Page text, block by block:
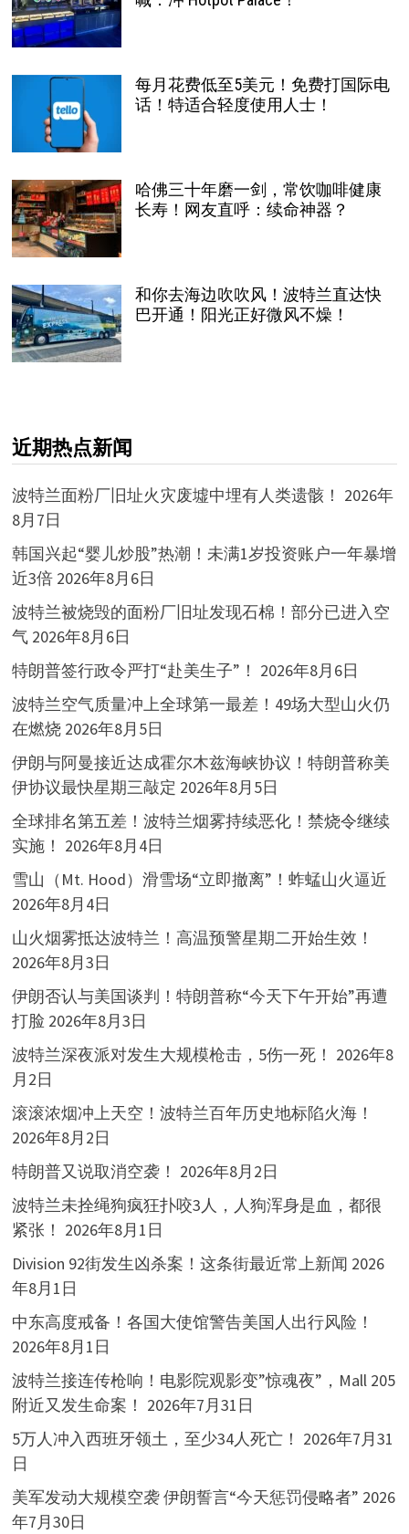
每月花费低至5美元！免费打国际电
话！特适合轻度使用人士！
哈佛三十年磨一剑，常饮咖啡健康
长寿！网友直呼：续命神器？
和你去海边吹吹风！波特兰直达快
巴开通！阳光正好微风不燥！
近期热点新闻
波特兰面粉厂旧址火灾废墟中埋有人类遗骸！ 2026年
8月7日
韩国兴起“婴儿炒股”热潮！未满1岁投资账户一年暴增
近3倍 2026年8月6日
波特兰被烧毁的面粉厂旧址发现石棉！部分已进入空
气 2026年8月6日
特朗普签行政令严打“赴美生子”！ 2026年8月6日
波特兰空气质量冲上全球第一最差！49场大型山火仍
在燃烧 2026年8月5日
伊朗与阿曼接近达成霍尔木兹海峡协议！特朗普称美
伊协议最快星期三敲定 2026年8月5日
全球排名第五差！波特兰烟雾持续恶化！禁烧令继续
实施！ 2026年8月4日
雪山（Mt. Hood）滑雪场“立即撤离”！蚱蜢山火逼近
2026年8月4日
山火烟雾抵达波特兰！高温预警星期二开始生效！
2026年8月3日
伊朗否认与美国谈判！特朗普称“今天下午开始”再遭
打脸 2026年8月3日
波特兰深夜派对发生大规模枪击，5伤一死！ 2026年8
月2日
滚滚浓烟冲上天空！波特兰百年历史地标陷火海！
2026年8月2日
特朗普又说取消空袭！ 2026年8月2日
波特兰未拴绳狗疯狂扑咬3人，人狗浑身是血，都很
紧张！ 2026年8月1日
Division 92街发生凶杀案！这条街最近常上新闻 2026
年8月1日
中东高度戒备！各国大使馆警告美国人出行风险！
2026年8月1日
波特兰接连传枪响！电影院观影变”惊魂夜”，Mall 205
附近又发生命案！ 2026年7月31日
5万人冲入西班牙领土，至少34人死亡！ 2026年7月31
日
美军发动大规模空袭 伊朗誓言“今天惩罚侵略者” 2026
年7月30日